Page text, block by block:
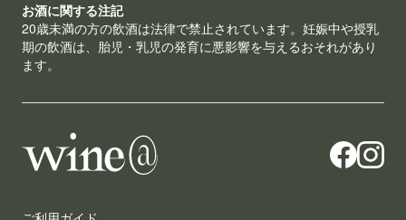
お酒に関する注記
20歳未満の方の飲酒は法律で禁止されています。妊娠中や授乳
期の飲酒は、胎児・乳児の発育に悪影響を与えるおそれがあり
ます。